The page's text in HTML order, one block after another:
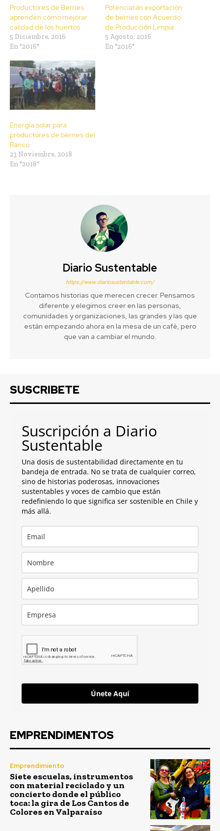
Productores de Berries
aprenden cómo mejorar
calidad de los huertos
5 Diciembre, 2016
En "2016"
Potenciarán exportación
de berries con Acuerdo
de Producción Limpia
5 Agosto, 2016
En "2016"
Energía solar para
productores de berries del
Ranco
23 Noviembre, 2018
En "2018"
Diario Sustentable
https://www.diariosustentable.com/
Contamos historias que merecen crecer. Pensamos
diferente y elegimos creer en las personas,
comunidades y organizaciones, las grandes y las que
están empezando ahora en la mesa de un café, pero
que van a cambiar el mundo.
SUSCRIBETE
Suscripción a Diario
Sustentable
Una dosis de sustentabilidad directamente en tu
bandeja de entrada. No se trata de cualquier correo,
sino de historias poderosas, innovaciones
sustentables y voces de cambio que están
redefiniendo lo que significa ser sostenible en Chile y
más allá.
Únete Aquí
EMPRENDIMENTOS
Emprendimiento
Siete escuelas, instrumentos
con material reciclado y un
concierto donde el público
toca: la gira de Los Cantos de
Colores en Valparaíso